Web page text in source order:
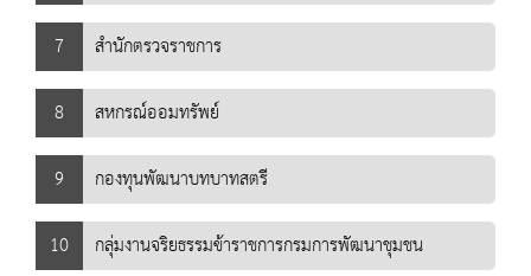
7
สำนักตรวจราชการ
8
สหกรณ์ออมทรัพย์
9
กองทุนพัฒนาบทบาทสตรี
10
กลุ่มงานจริยธรรมข้าราชการกรมการพัฒนาชุมชน